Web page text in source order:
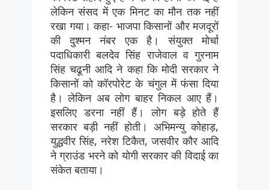
लेकिन संसद में एक मिनट का मौन तक नहीं
रखा गया। कहा- भाजपा किसानों और मजदूरों
की दुश्मन नंबर एक है। संयुक्त मोर्चा
पदाधिकारी बलदेव सिंह राजेवाल व गुरनाम
सिंह चढूनी आदि ने कहा कि मोदी सरकार ने
किसानों को कॉरपोरेट के चंगुल में फंसा दिया
है। लेकिन अब लोग बाहर निकल आए हैं।
इसलिए डरना नहीं हैं। लोग बड़े होते हैं
सरकार बड़ी नहीं होती। अभिमन्यु कोहाड़,
युद्धवीर सिंह, नरेश टिकैत, जसवीर कौर आदि
ने ग्राउंड भरने को योगी सरकार की विदाई का
संकेत बताया।